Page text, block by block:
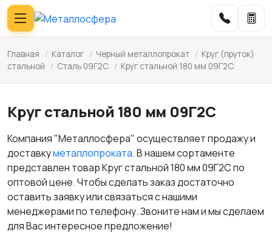
Главная / Каталог / Черный металлопрокат / Круг (пруток)
стальной
/ Сталь 09Г2С / Круг стальной 180 мм 09Г2С
Круг стальной 180 мм 09Г2С
Компания "Металлосфера" осуществляет продажу и
доставкуметаллопроката. В нашем сортаменте
представлен товар Круг стальной 180 мм 09Г2С по
оптовой цене. Чтобы сделать заказ достаточно
оставить заявку или связаться с нашими
менеджерами по телефону. Звоните нам и мы сделаем
для Вас интересное предложение!